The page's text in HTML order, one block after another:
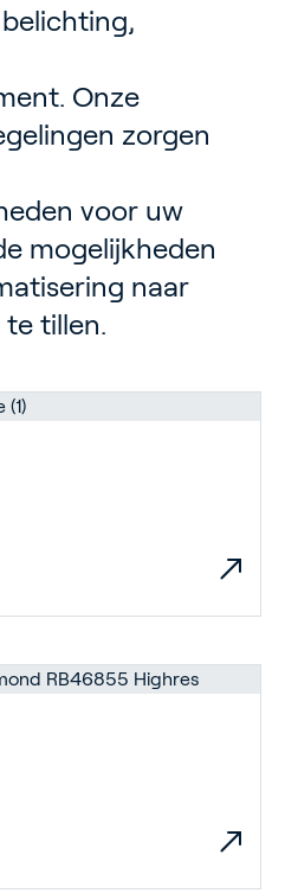
Onze
zorgen
voor uw
mogelijkheden
naar
tillen.